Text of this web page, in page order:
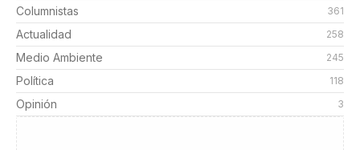
Columnistas 361
Actualidad 258
Medio Ambiente 245
Política 118
Opinión 3